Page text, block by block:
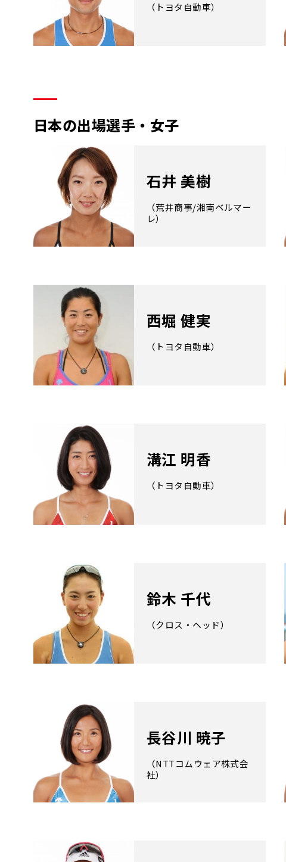
（トヨタ自動車）
日本の出場選手・女子
石井 美樹
（荒井商事/湘南ベルマー
レ）
西堀 健実
（トヨタ自動車）
溝江 明香
（トヨタ自動車）
鈴木 千代
（クロス・ヘッド）
長谷川 暁子
（NTTコムウェア株式会
社）